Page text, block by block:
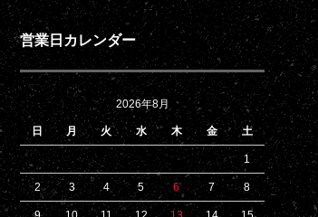
営業日カレンダー
2026年8月
日 月 火 水 木 金 土
1
2 3 4 5 6 7 8